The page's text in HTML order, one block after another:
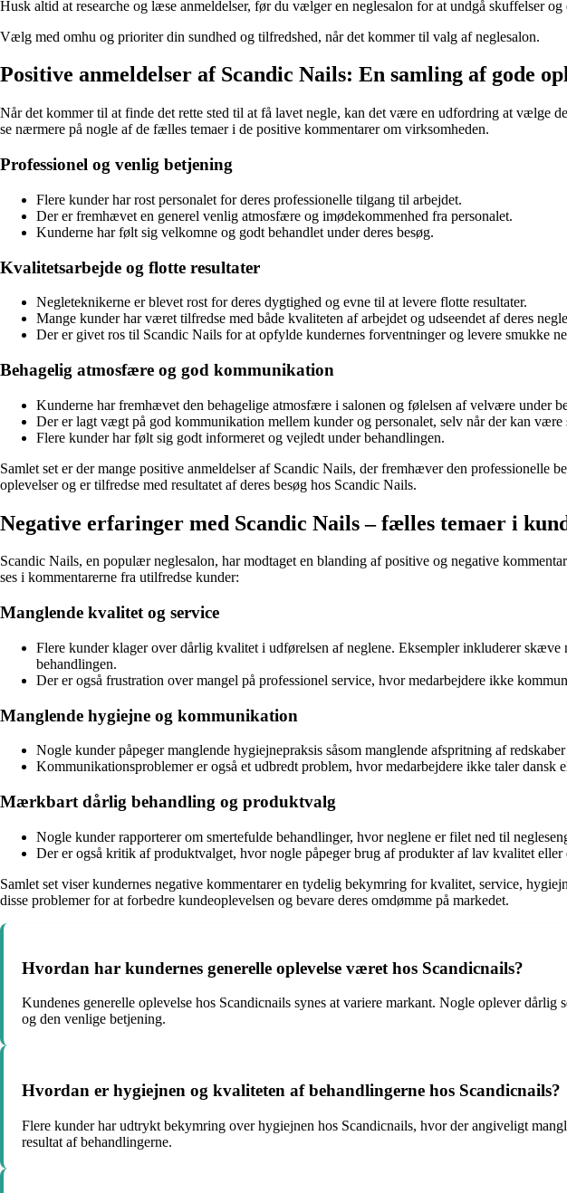
Husk altid at researche og læse anmeldelser, før du vælger en neglesalon for at undgå skuffelser
Vælg med omhu og prioriter din sundhed og tilfredshed, når det kommer til valg af neglesalon.
Positive anmeldelser af Scandic Nails: En samling af gode
Når det kommer til at finde det rette sted til at få lavet negle, kan det være en udfordring at vælge
se nærmere på nogle af de fælles temaer i de positive kommentarer om virksomheden.
Professionel og venlig betjening
Flere kunder har rost personalet for deres professionelle tilgang til arbejdet.
Der er fremhævet en generel venlig atmosfære og imødekommenhed fra personalet.
Kunderne har følt sig velkomne og godt behandlet under deres besøg.
Kvalitetsarbejde og flotte resultater
Negleteknikerne er blevet rost for deres dygtighed og evne til at levere flotte resultater.
Mange kunder har været tilfredse med både kvaliteten af arbejdet og udseendet af deres
Der er givet ros til Scandic Nails for at opfylde kundernes forventninger og levere smukke
Behagelig atmosfære og god kommunikation
Kunderne har fremhævet den behagelige atmosfære i salonen og følelsen af velvære under
Der er lagt vægt på god kommunikation mellem kunder og personalet, selv når der kan være
Flere kunder har følt sig godt informeret og vejledt under behandlingen.
Samlet set er der mange positive anmeldelser af Scandic Nails, der fremhæver den
oplevelser og er tilfredse med resultatet af deres besøg hos Scandic Nails.
Negative erfaringer med Scandic Nails – fælles temaer i
Scandic Nails, en populær neglesalon, har modtaget en blanding af positive og negative
ses i kommentarerne fra utilfredse kunder:
Manglende kvalitet og service
Flere kunder klager over dårlig kvalitet i udførelsen af neglene. Eksempler inkluderer
behandlingen.
Der er også frustration over mangel på professionel service, hvor medarbejdere ikke
Manglende hygiejne og kommunikation
Nogle kunder påpeger manglende hygiejnepraksis såsom manglende afspritning af
Kommunikationsproblemer er også et udbredt problem, hvor medarbejdere ikke taler
Mærkbart dårlig behandling og produktvalg
Nogle kunder rapporterer om smertefulde behandlinger, hvor neglene er filet ned til
Der er også kritik af produktvalget, hvor nogle påpeger brug af produkter af lav kvalitet
Samlet set viser kundernes negative kommentarer en tydelig bekymring for kvalitet, service,
disse problemer for at forbedre kundeoplevelsen og bevare deres omdømme på markedet.
Hvordan har kundernes generelle oplevelse været hos Scandicnails?
Kundenes generelle oplevelse hos Scandicnails synes at variere markant. Nogle oplever
og den venlige betjening.
Hvordan er hygiejnen og kvaliteten af behandlingerne hos Scandicnails?
Flere kunder har udtrykt bekymring over hygiejnen hos Scandicnails, hvor der angiveligt
resultat af behandlingerne.